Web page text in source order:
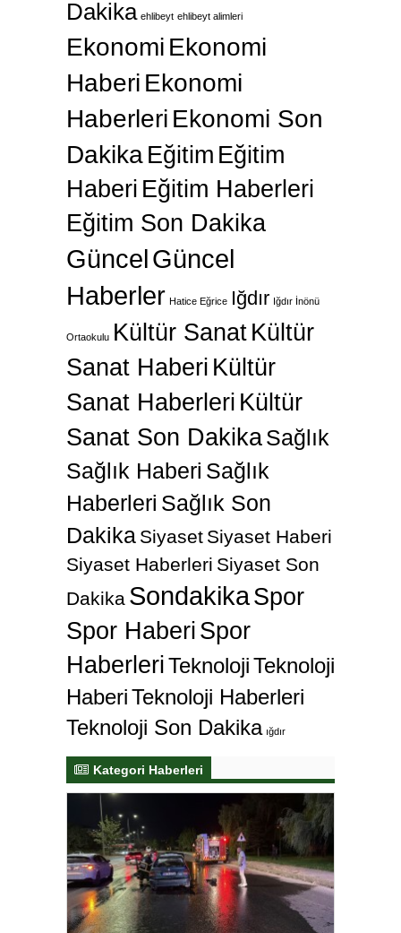
Dakika ehlibeyt ehlibeyt alimleri
Ekonomi Ekonomi
Haberi Ekonomi
Haberleri Ekonomi Son
Dakika Eğitim Eğitim
Haberi Eğitim Haberleri
Eğitim Son Dakika
GüncelGüncel
Haberler Hatice Eğrice Iğdır Iğdır İnönü
Ortaokulu Kültür SanatKültür
Sanat Haberi Kültür
Sanat Haberleri Kültür
Sanat Son DakikaSağlık
Sağlık Haberi Sağlık
Haberleri Sağlık Son
Dakika Siyaset Siyaset Haberi
Siyaset Haberleri Siyaset Son
Dakika SondakikaSpor
Spor Haberi Spor
HaberleriTeknolojiTeknoloji
HaberiTeknoloji Haberleri
Teknoloji Son Dakika ığdır
Kategori Haberleri